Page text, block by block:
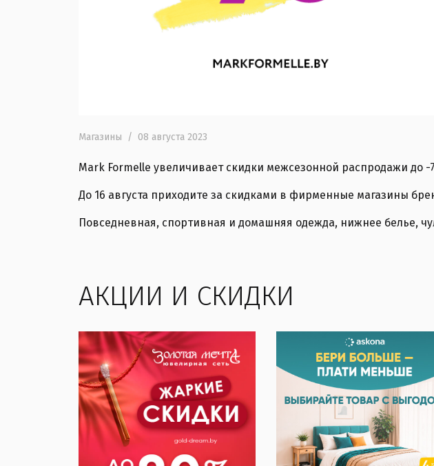
Магазины / 08 августа 2023
Mark Formelle увеличивает скидки межсезонной распродажи до -
До 16 августа приходите за скидками в фирменные магазины
Повседневная, спортивная и домашняя одежда, нижнее белье,
АКЦИИ И СКИДКИ